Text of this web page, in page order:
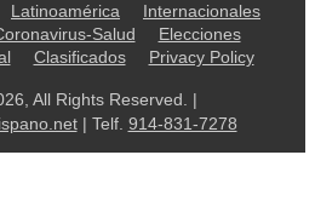
Latinoamérica
Internacionales
Salud
Elecciones
Clasificados Privacy Policy
All Rights Reserved. |
| Telf. 914-831-7278